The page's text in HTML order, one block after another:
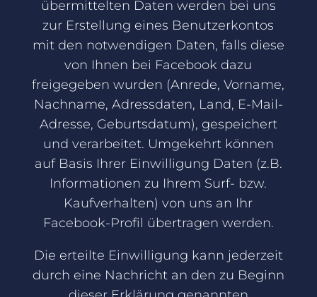
übermittelten Daten werden bei uns
zur Erstellung eines Benutzerkontos
mit den notwendigen Daten, falls diese
von Ihnen bei Facebook dazu
freigegeben wurden (Anrede, Vorname,
Nachname, Adressdaten, Land, E-Mail-
Adresse, Geburtsdatum), gespeichert
und verarbeitet. Umgekehrt können
auf Basis Ihrer Einwilligung Daten (z.B.
Informationen zu Ihrem Surf- bzw.
Kaufverhalten) von uns an Ihr
Facebook-Profil übertragen werden.
Die erteilte Einwilligung kann jederzeit
durch eine Nachricht an den zu Beginn